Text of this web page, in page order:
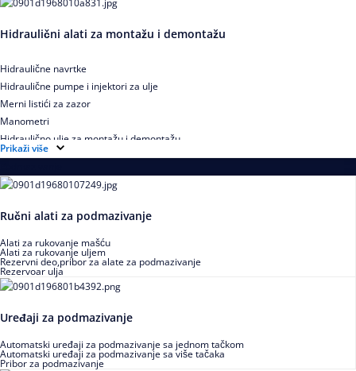
Hidraulični alati za montažu i demontažu
Hidraulične navrtke
Hidraulične pumpe i injektori za ulje
Merni listići za zazor
Manometri
Hidraulično ulje za montažu i demontažu
Prikaži više
Ručni alati za podmazivanje
Alati za rukovanje mašću
Alati za rukovanje uljem
Rezervni deo,pribor za alate za podmazivanje
Rezervoar ulja
Uređaji za podmazivanje
Automatski uređaji za podmazivanje sa jednom tačkom
Automatski uređaji za podmazivanje sa više tačaka
Pribor za podmazivanje